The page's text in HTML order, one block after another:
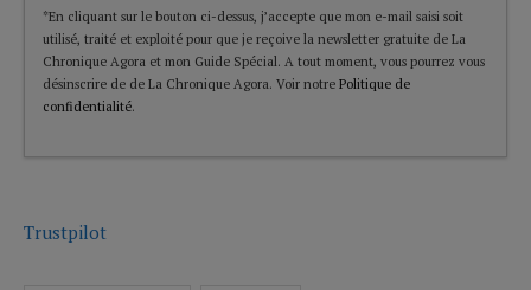
*En cliquant sur le bouton ci-dessus, j’accepte que mon e-mail saisi soit
utilisé, traité et exploité pour que je reçoive la newsletter gratuite de La
Chronique Agora et mon Guide Spécial. A tout moment, vous pourrez vous
désinscrire de de La Chronique Agora. Voir notre Politique de
confidentialité.
Trustpilot